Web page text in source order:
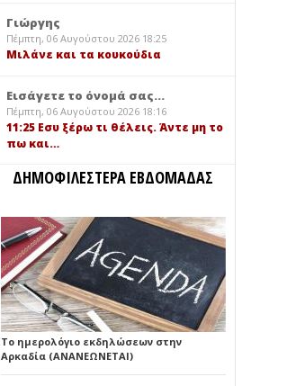
Γιώργης
Πέμπτη, 06 Αυγούστου 2026 18:25
Μιλάνε και τα κουκούδια
Εισάγετε το όνομά σας...
Πέμπτη, 06 Αυγούστου 2026 18:16
11:25 Εσυ ξέρω τι θέλεις. Άντε μη το
πω και…
ΔΗΜΟΦΙΛΕΣΤΕΡΑ ΕΒΔΟΜΑΔΑΣ
Το ημερολόγιο εκδηλώσεων στην
Αρκαδία (ΑΝΑΝΕΩΝΕΤΑΙ)